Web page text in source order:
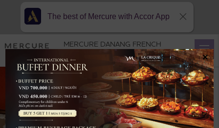
MERCURE DANANG FRENCH
VILLAGE BANA HILLS
×
The best of Mercure with Accor App